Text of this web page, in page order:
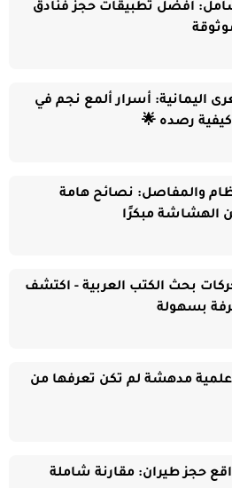
أفضل تطبيقات حجز فنادق
اليمانية: أسرار ألمع نجم في
رصده 🌟
والمفاصل: نصائح هامة
الهشاشة مبكرًا
بحث الكتب العربية - اكتشف
بسهولة
علمية مدهشة لم تكن تعرفها من
حجز طيران: مقارنة شاملة